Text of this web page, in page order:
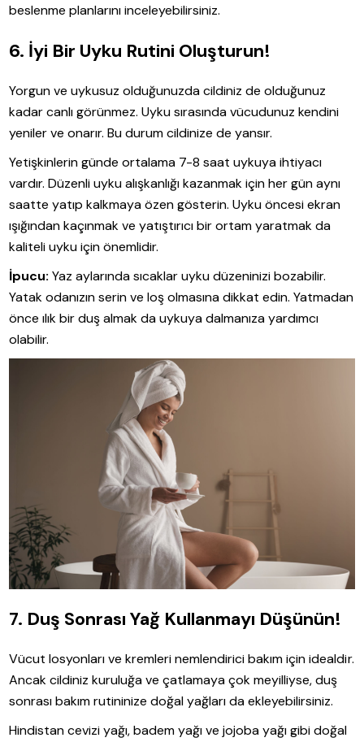
beslenme planlarını inceleyebilirsiniz.
6. İyi Bir Uyku Rutini Oluşturun!
Yorgun ve uykusuz olduğunuzda cildiniz de olduğunuz
kadar canlı görünmez. Uyku sırasında vücudunuz kendini
yeniler ve onarır. Bu durum cildinize de yansır.
Yetişkinlerin günde ortalama 7-8 saat uykuya ihtiyacı
vardır. Düzenli uyku alışkanlığı kazanmak için her gün aynı
saatte yatıp kalkmaya özen gösterin. Uyku öncesi ekran
ışığından kaçınmak ve yatıştırıcı bir ortam yaratmak da
kaliteli uyku için önemlidir.
İpucu: Yaz aylarında sıcaklar uyku düzeninizi bozabilir.
Yatak odanızın serin ve loş olmasına dikkat edin. Yatmadan
önce ılık bir duş almak da uykuya dalmanıza yardımcı
olabilir.
7. Duş Sonrası Yağ Kullanmayı Düşünün!
Vücut losyonları ve kremleri nemlendirici bakım için idealdir.
Ancak cildiniz kuruluğa ve çatlamaya çok meyilliyse, duş
sonrası bakım rutininize doğal yağları da ekleyebilirsiniz.
Hindistan cevizi yağı, badem yağı ve jojoba yağı gibi doğal